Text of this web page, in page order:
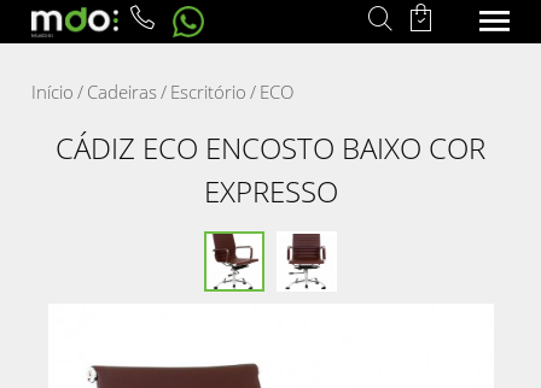
Início / Cadeiras/ Escritório / ECO
CÁDIZ ECO ENCOSTO BAIXO COR
EXPRESSO